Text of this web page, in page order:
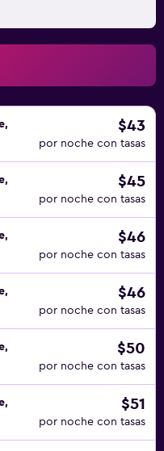
locales gratuitas
habitaciones también
y cafetera y tetera. Se
los días. Los servicios de
incluyen gimnasio
$43
por noche con tasas
$45
por noche con tasas
$46
por noche con tasas
$46
por noche con tasas
$50
por noche con tasas
$51
por noche con tasas